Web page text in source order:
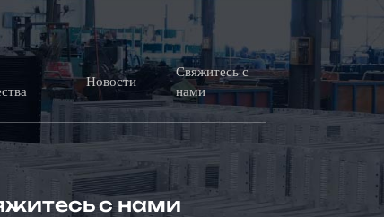
Новости
Свяжитесь с
нами
с нами